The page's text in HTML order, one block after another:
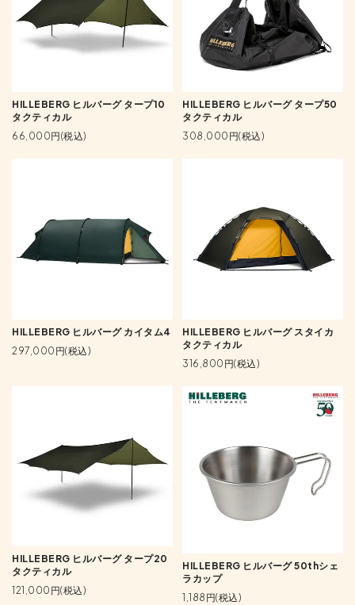
HILLEBERG ヒルバーグ タープ10
タクティカル
66,000円(税込)
HILLEBERG ヒルバーグ タープ50
タクティカル
308,000円(税込)
HILLEBERG ヒルバーグ カイタム4
297,000円(税込)
HILLEBERG ヒルバーグ スタイカ
タクティカル
316,800円(税込)
HILLEBERG ヒルバーグ タープ20
タクティカル
121,000円(税込)
HILLEBERG ヒルバーグ 50thシェ
ラカップ
1,188円(税込)